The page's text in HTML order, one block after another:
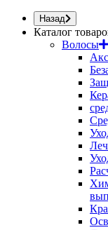
Назад
Каталог
Волосы